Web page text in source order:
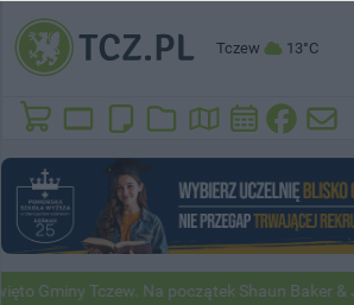
Tczew 13°C
Gminy Tczew. Na początek Shaun Baker &